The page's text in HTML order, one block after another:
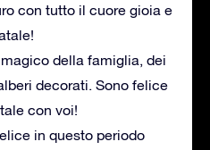
con tutto il cuore gioia e
della famiglia, dei
decorati. Sono felice
con voi!
in questo periodo